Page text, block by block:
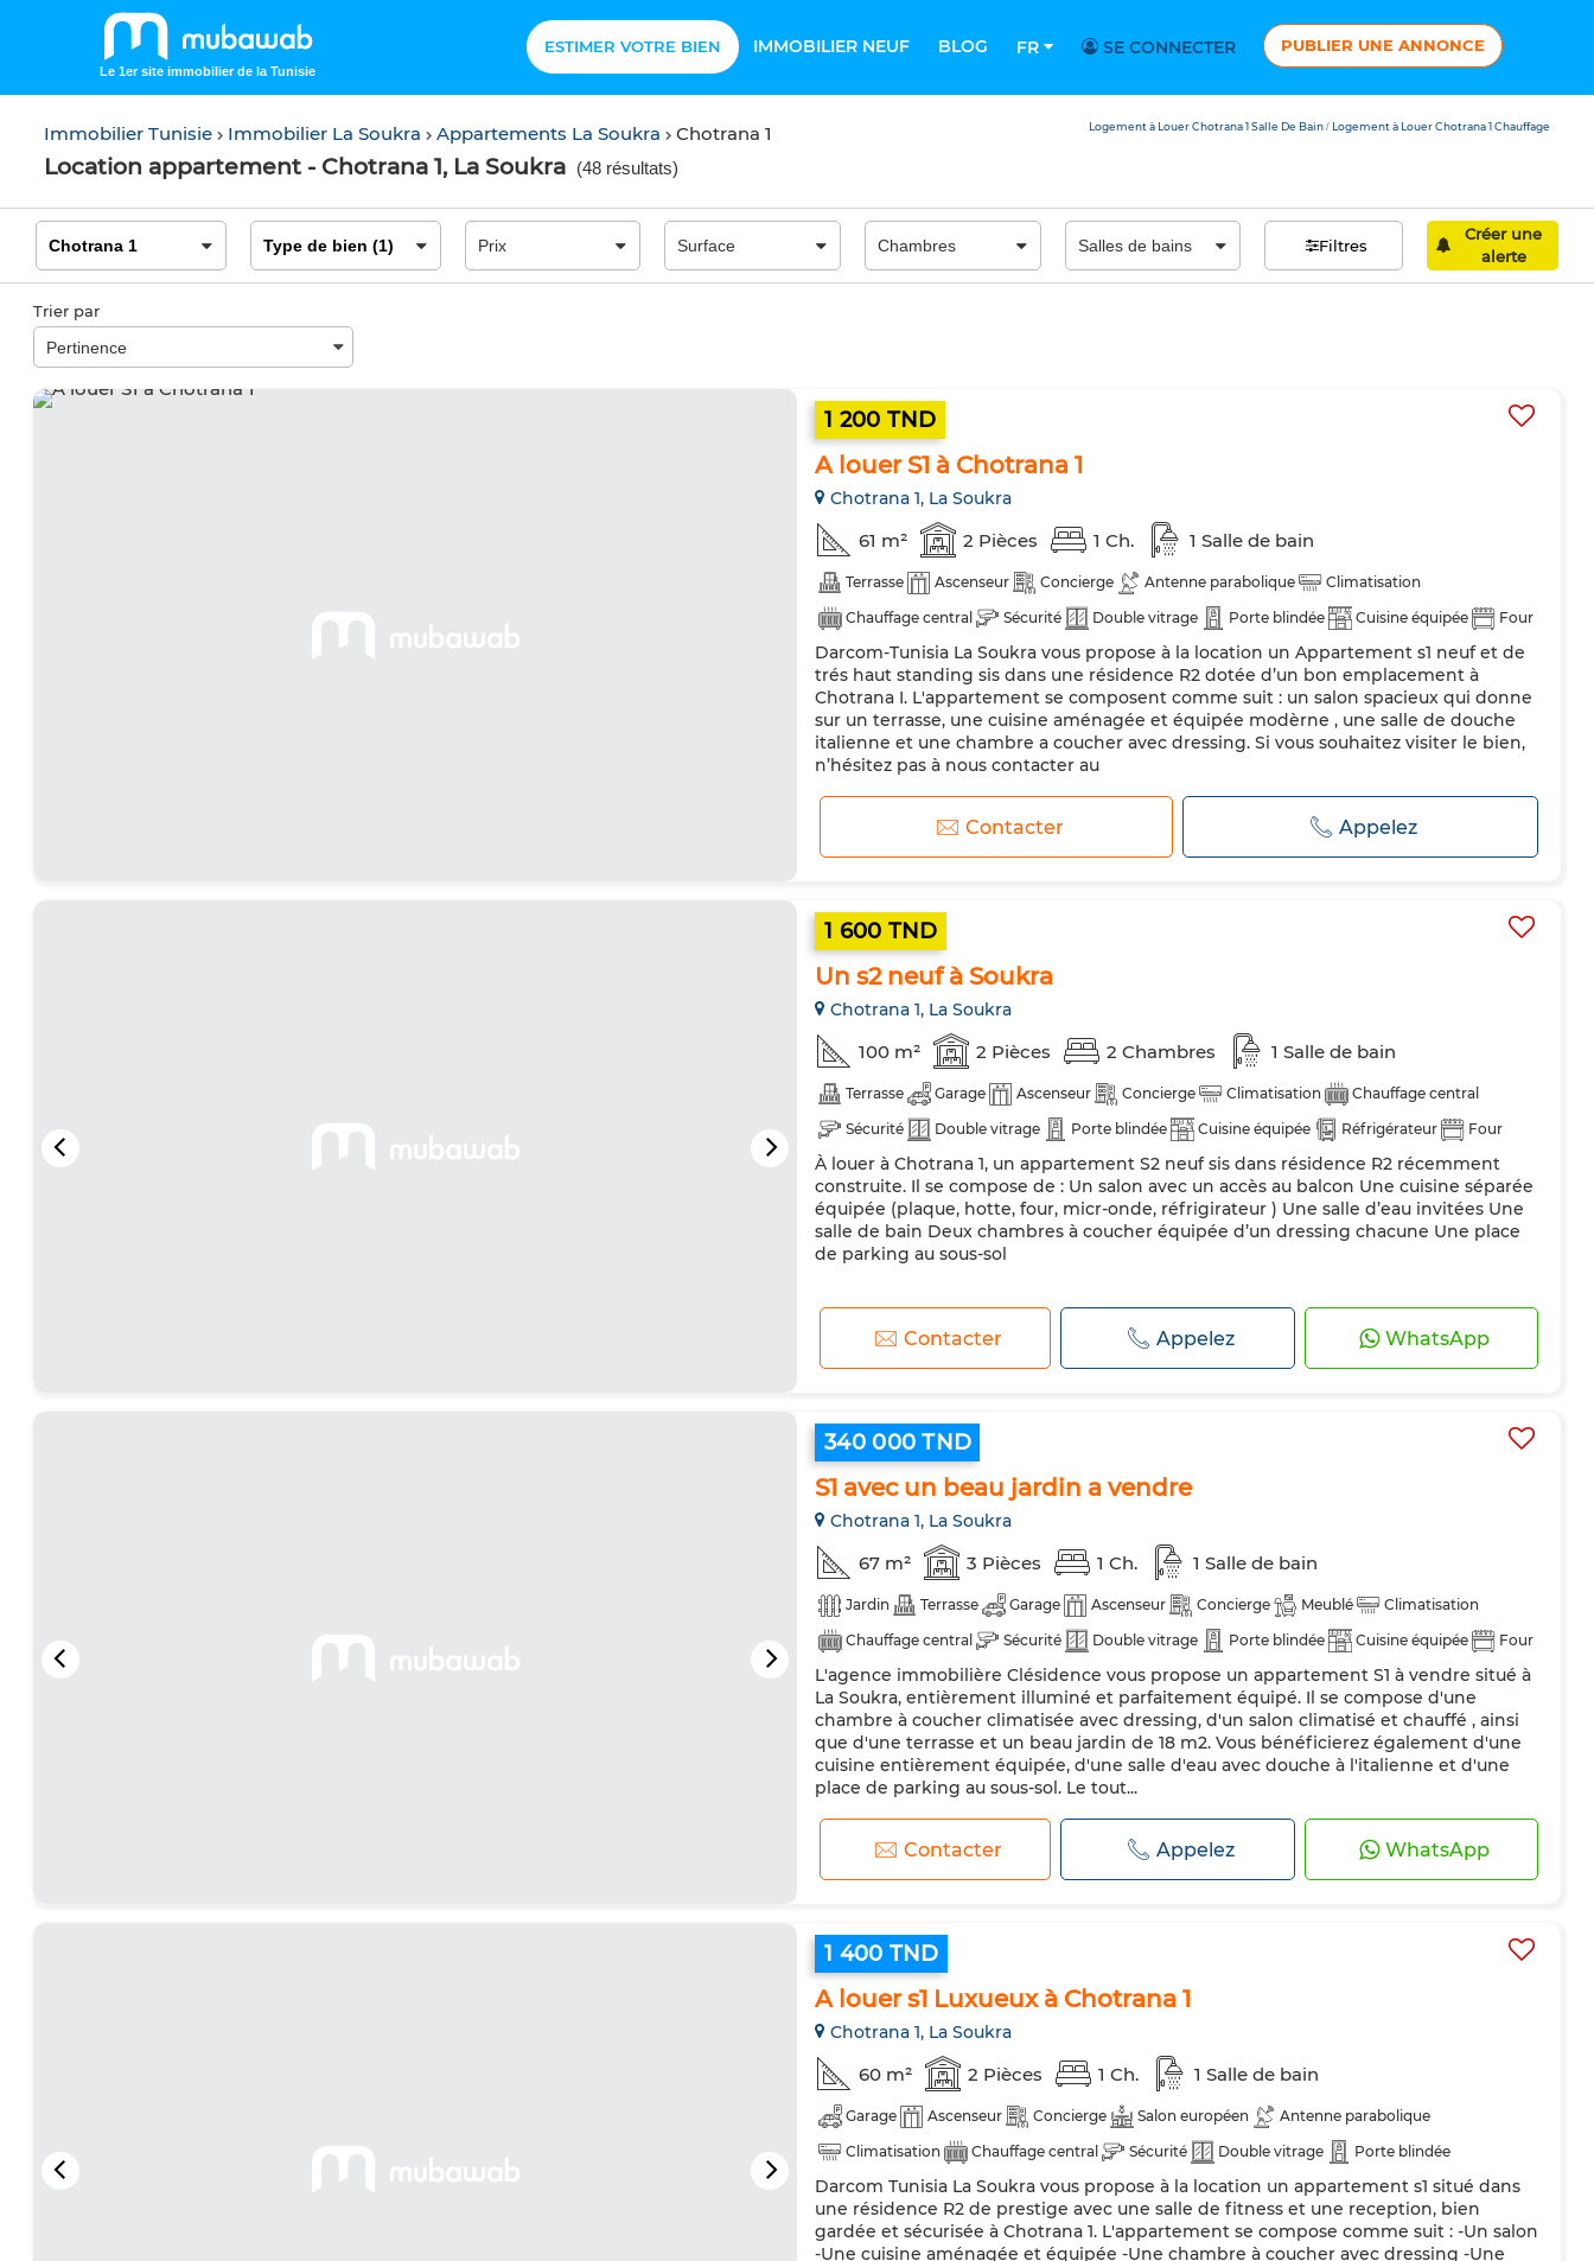
Le 1er site immobilier de la Tunisie
ESTIMER VOTRE BIEN IMMOBILIER NEUF BLOG FR SE CONNECTER PUBLIER UNE ANNONCE
Immobilier Tunisie Immobilier La Soukra Appartements La Soukra Chotrana 1
Location appartement - Chotrana 1, La Soukra (48 résultats)
Logement à Louer Chotrana 1 Salle De Bain / Logement à Louer Chotrana 1 Chauffage
Filtres
Créer une
alerte
Trier par
1 200 TND
A louer S1 à Chotrana 1
Chotrana 1, La Soukra
61 m² 2 Pièces 1 Ch. 1 Salle de bain
Terrasse Ascenseur Concierge Antenne parabolique
Climatisation
Chauffage central
Sécurité Double vitrage Porte blindée Cuisine équipée Four
Darcom-Tunisia La Soukra vous propose à la location un Appartement s1 neuf et de
trés haut standing sis dans une résidence R2 dotée d’un bon emplacement à
Chotrana I. L'appartement se composent comme suit : un salon spacieux qui donne
sur un terrasse, une cuisine aménagée et équipée modèrne , une salle de douche
italienne et une chambre a coucher avec dressing. Si vous souhaitez visiter le bien,
n’hésitez pas à nous contacter au
Contacter Appelez
1 600 TND
Un s2 neuf à Soukra
Chotrana 1, La Soukra
100 m² 2 Pièces 2 Chambres 1 Salle de bain
Terrasse Garage Ascenseur Concierge Climatisation
Chauffage central
Sécurité
Double vitrage Porte blindée Cuisine équipée Réfrigérateur
Four
Micro-ondes
À louer à Chotrana 1, un appartement S2 neuf sis dans résidence R2 récemment
construite. Il se compose de : Un salon avec un accès au balcon Une cuisine séparée
équipée (plaque, hotte, four, micr-onde, réfrigirateur ) Une salle d’eau invitées Une
salle de bain Deux chambres à coucher équipée d’un dressing chacune Une place
de parking au sous-sol
Contacter Appelez WhatsApp
340 000 TND
S1 avec un beau jardin a vendre
Chotrana 1, La Soukra
67 m² 3 Pièces 1 Ch. 1 Salle de bain
Jardin Terrasse Garage Ascenseur Concierge Meublé
Climatisation
Chauffage central
Sécurité Double vitrage Porte blindée Cuisine équipée
Four
Internet
L'agence immobilière Clésidence vous propose un appartement S1 à vendre situé à
La Soukra, entièrement illuminé et parfaitement équipé. Il se compose d'une
chambre à coucher climatisée avec dressing, d'un salon climatisé et chauffé , ainsi
que d'une terrasse et un beau jardin de 18 m2. Vous bénéficierez également d'une
cuisine entièrement équipée, d'une salle d'eau avec douche à l'italienne et d'une
place de parking au sous-sol. Le tout...
Contacter Appelez WhatsApp
1 400 TND
A louer s1 Luxueux à Chotrana 1
Chotrana 1, La Soukra
60 m² 2 Pièces 1 Ch. 1 Salle de bain
Garage Ascenseur Concierge Salon européen
Antenne parabolique
Climatisation
Chauffage central Sécurité Double vitrage
Porte blindée
Cuisine équipée
Réfrigérateur Four
Darcom Tunisia La Soukra vous propose à la location un appartement s1 situé dans
une résidence R2 de prestige avec une salle de fitness et une reception, bien
gardée et sécurisée à Chotrana 1. L'appartement se compose comme suit : -Un salon
-Une cuisine aménagée et équipée -Une chambre à coucher avec dressing -Une